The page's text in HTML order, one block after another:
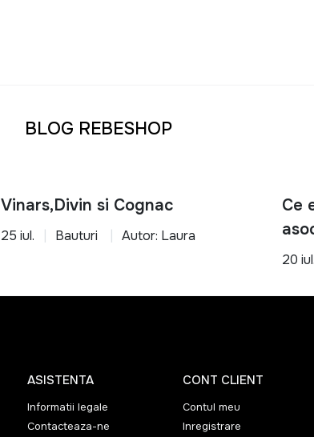
BLOG REBESHOP
Vinars,Divin si Cognac
25 iul. Bauturi Autor: Laura
Ce
20 iul.
ASISTENTA
Informatii legale
Contacteaza-ne
CONT CLIENT
Contul meu
Inregistrare